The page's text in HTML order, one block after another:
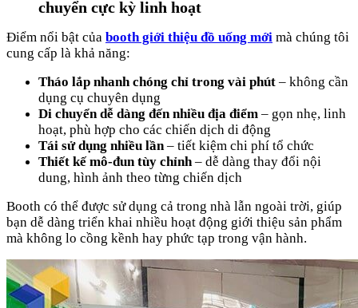
chuyển cực kỳ linh hoạt
Điểm nổi bật của booth giới thiệu đồ uống mới mà chúng tôi
cung cấp là khả năng:
Tháo lắp nhanh chóng chỉ trong vài phút – không cần
dụng cụ chuyên dụng
Di chuyển dễ dàng đến nhiều địa điểm – gọn nhẹ, linh
hoạt, phù hợp cho các chiến dịch di động
Tái sử dụng nhiều lần– tiết kiệm chi phí tổ chức
Thiết kế mô-đun tùy chỉnh– dễ dàng thay đổi nội
dung, hình ảnh theo từng chiến dịch
Booth có thể được sử dụng cả trong nhà lẫn ngoài trời, giúp
bạn dễ dàng triển khai nhiều hoạt động giới thiệu sản phẩm
mà không lo cồng kềnh hay phức tạp trong vận hành.